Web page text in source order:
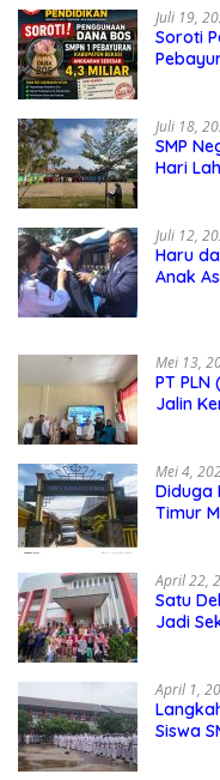
Juli 19,
Soroti
Juli 18,
SMP
Hari
Juli 12,
Haru
Anak
Mei 13,
PT PLN
Jalin
Mei 4,
Diduga
Timur
April 22,
Satu
Jadi
April 1,
Siswa